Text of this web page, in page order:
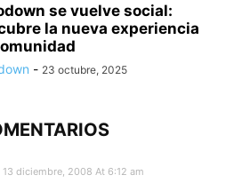
se vuelve social:
la nueva experiencia
- 23 octubre, 2025
13 diciembre, 2008 At 6:12 am